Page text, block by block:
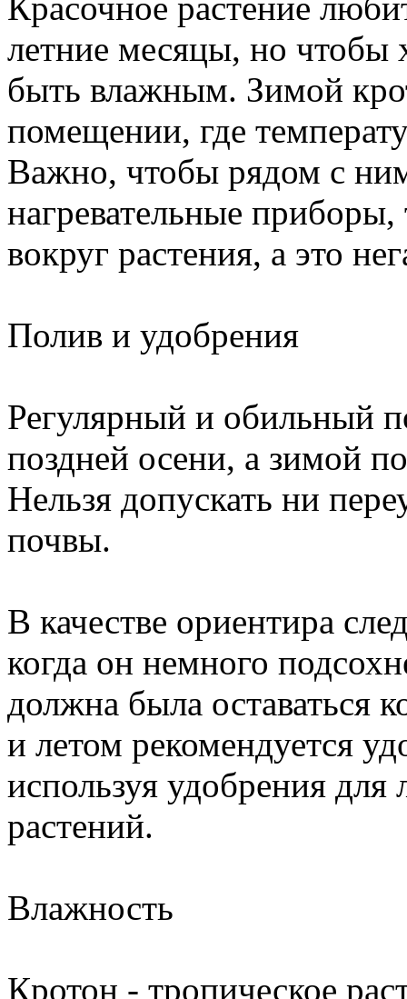
летние месяцы, но чтобы
быть влажным. Зимой
помещении, где
Важно, чтобы рядом с
нагревательные
вокруг растения, а это
Полив и удобрения
Регулярный и обильный
поздней осени, а зимой
Нельзя допускать ни
почвы.
В качестве ориентира
когда он немного
должна была оставаться
и летом рекомендуется
используя удобрения
растений.
Влажность
Кротон - тропическое